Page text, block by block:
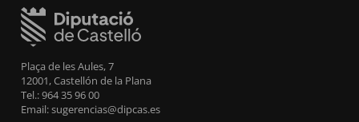
Plaça de les Aules, 7
12001, Castellón de la Plana
Tel.: 964 35 96 00
Email: sugerencias@dipcas.es